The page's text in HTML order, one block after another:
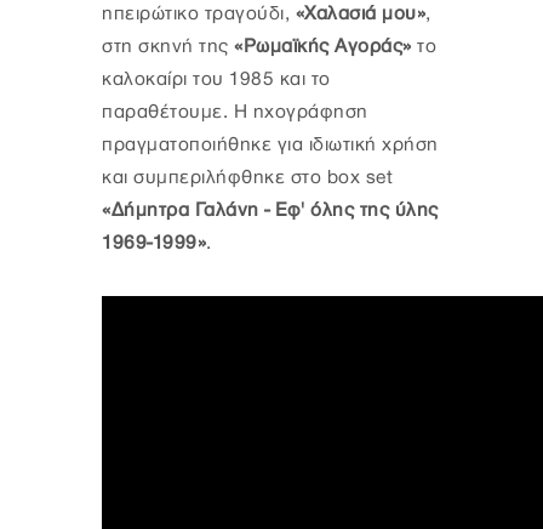
ηπειρώτικο τραγούδι, «Χαλασιά μου»,
στη σκηνή της «Ρωμαϊκής Αγοράς» το
καλοκαίρι του 1985 και το
παραθέτουμε. Η ηχογράφηση
πραγματοποιήθηκε για ιδιωτική χρήση
και συμπεριλήφθηκε στο box set
«Δήμητρα Γαλάνη - Εφ' όλης της ύλης
1969-1999».